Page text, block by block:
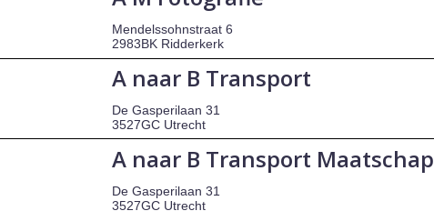
Mendelssohnstraat 6
2983BK Ridderkerk
A naar B Transport
De Gasperilaan 31
3527GC Utrecht
A naar B Transport Maatschap
De Gasperilaan 31
3527GC Utrecht